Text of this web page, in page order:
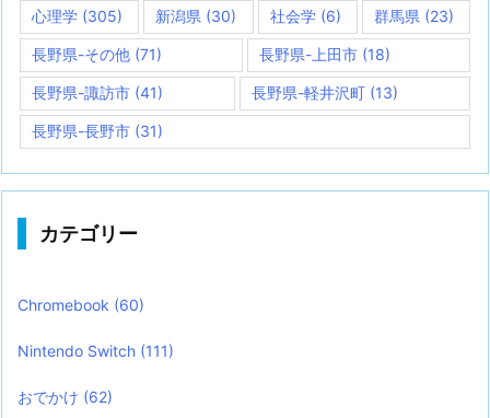
心理学 (305) 新潟県 (30) 社会学(6) 群馬県 (23)
長野県-その他 (71) 長野県-上田市(18)
長野県-諏訪市 (41) 長野県-軽井沢町 (13)
長野県-長野市 (31)
カテゴリー
Chromebook (60)
Nintendo Switch (111)
おでかけ (62)